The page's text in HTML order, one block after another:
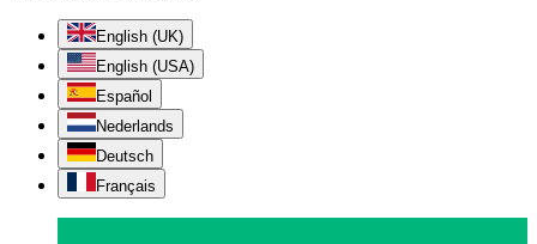
English (UK)
English (USA)
Español
Nederlands
Deutsch
Français